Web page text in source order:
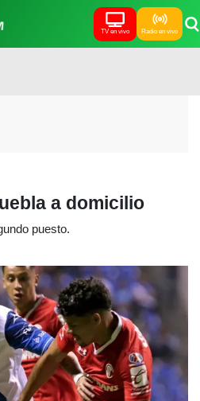
TV en vivo Radio en vivo
a domicilio
puesto.